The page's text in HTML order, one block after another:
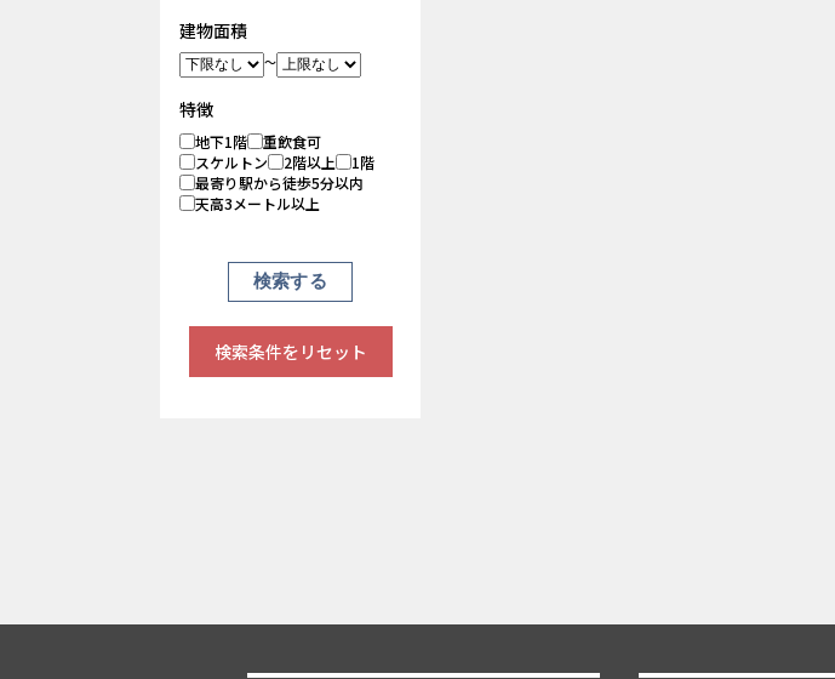
建物面積
～
特徴
地下1階
重飲食可
スケルトン
2階以上
1階
最寄り駅から徒歩5分以内
天高3メートル以上
検索条件をリセット